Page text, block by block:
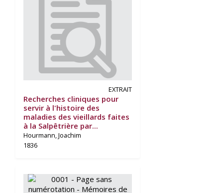
EXTRAIT
Recherches cliniques pour
servir à l'histoire des
maladies des vieillards faites
à la Salpêtrière par...
Hourmann, Joachim
1836